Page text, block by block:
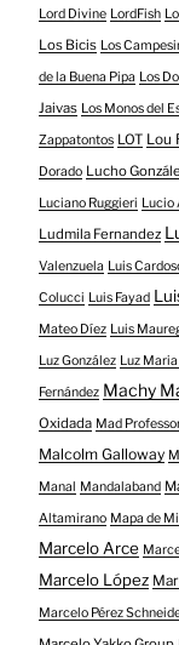
Lord Divine LordFish
Los Bicis Los
de la Buena Pipa Los
Jaivas Los Monos del
Zappatontos LOT Lou
Dorado Lucho
Luciano Ruggieri Lucio
Ludmila Fernandez
Valenzuela Luis
Colucci Luis Fayad
Mateo Díez Luis
Luz González Luz
Fernández Machy
Oxidada Mad
Malcolm Galloway
Manal Mandalaband
Altamirano Mapa de
Marcelo Arce
Marcelo López
Marcelo Pérez